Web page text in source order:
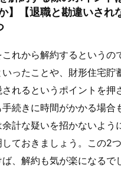
】【退職と勘違いされ
れから解約するというの
ったことや、財形住宅貯
れるというポイントを押
続きに時間がかかる場合
計な疑いを招かないよう
ておきましょう。この2
、解約も気が楽になるで